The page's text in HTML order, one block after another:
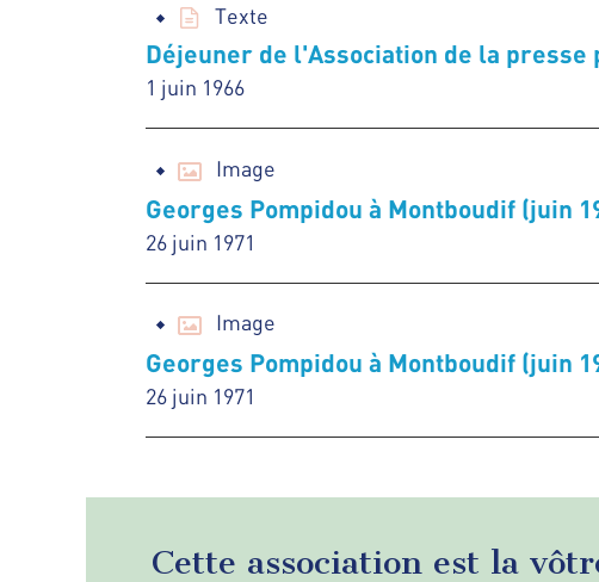
Texte
Déjeuner de l'Association de la
1 juin 1966
Image
Georges Pompidou à Montboudif (juin
26 juin 1971
Image
Georges Pompidou à Montboudif (juin
26 juin 1971
Cette association est la